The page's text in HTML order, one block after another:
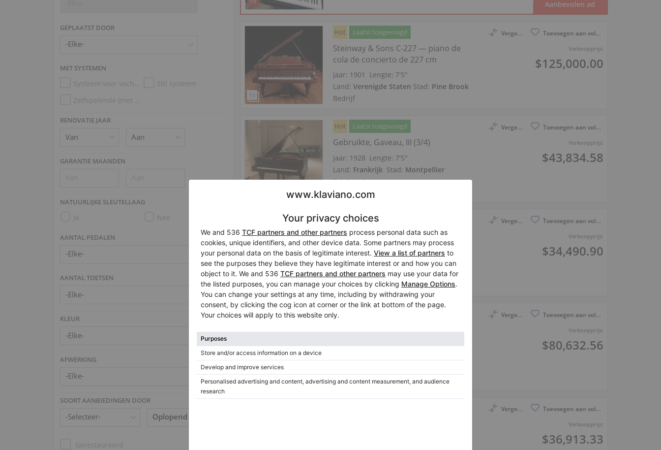
GEPLAATST DOOR
MET SYSTEMEN
Systeem voor vochtigheidscontrole
Stil systeem
Zelfspelende (met Disklavier, PianoDisc, Kioshi)
RENOVATIE JAAR
GARANTIE MAANDEN
NATUURLIJKE SLEUTELLAAG
Ja Nee
AANTAL PEDALEN
AANTAL TOETSEN
KLEUR
AFWERKING
SOORT AANBIEDINGEN DOOR
Gerestaureerd
Vergelijk Toevoegen aan volglijst
Verkoopprijs:
$125,000.00
Hot Laatst toegevoegd
Steinway & Sons C-227 — piano de
cola de concierto de 227 cm
Jaar: 1901 Lengte: 7′5″
Land:Verenigde Staten Stad: Pine Brook
Bedrijf
Vergelijk Toevoegen aan volglijst
Verkoopprijs:
$43,834.58
Hot Laatst toegevoegd
Gebruikte, Gaveau, III (3/4)
Jaar: 1928 Lengte: 7′5″
Land: Frankrijk Stad: Montpellier
Privé verkoper
Vergelijk Toevoegen aan volglijst
Verkoopprijs:
$34,490.90
Hot Laatst toegevoegd
Blüthner 230: warme, expressieve
concertvleugel
Jaar: 1986 Lengte:7′6″
Land:Nederland Stad:Wezep
Bedrijf/ Geverifieerde verkoper
Vergelijk Toevoegen aan volglijst
Verkoopprijs:
$80,632.56
Hot
Bösendorfer 225 – karaktervolle
Bedrijf/ Geverifieerde verkoper
Vergelijk Toevoegen aan volglijst
Verkoopprijs:
$36,913.33